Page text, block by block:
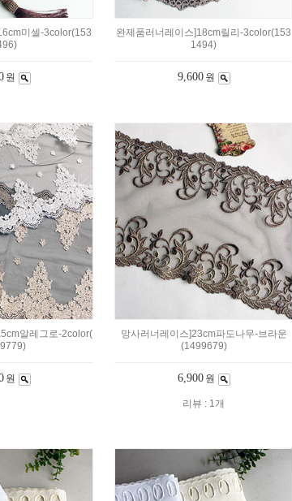
미셀-3color(153
원
완제품러너레이스]18cm릴리-3color(153
1494)
9,600 원
알레그로-2color(
원
망사러너레이스]23cm파도나무-브라운
(1499679)
6,900 원
리뷰 : 1개